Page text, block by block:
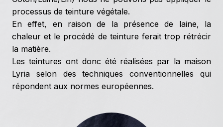
processus de teinture végétale.
En effet, en raison de la présence de laine, la
chaleur et le procédé de teinture ferait trop rétrécir
la matière.
Les teintures ont donc été réalisées par la maison
Lyria selon des techniques conventionnelles qui
répondent aux normes européennes.